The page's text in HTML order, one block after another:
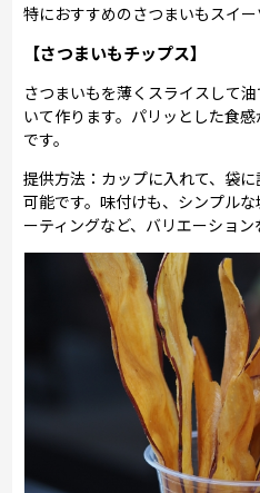
特におすすめのさつまいもスイー
【さつまいもチップス】
さつまいもを薄くスライスして
いて作ります。パリッとした食
です。
提供方法：カップに入れて、袋
可能です。味付けも、シンプル
ーティングなど、バリエーション